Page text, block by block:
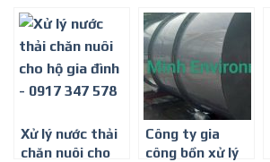
Công ty xử lý
nước thải
0917347578
nước thải tại Dĩ
An
Xử lý nước thải
chăn nuôi cho
Công ty gia
công bồn xử lý